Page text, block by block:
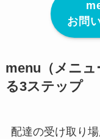
お問
menu（メニュ
る3ステップ
配達の受け取り